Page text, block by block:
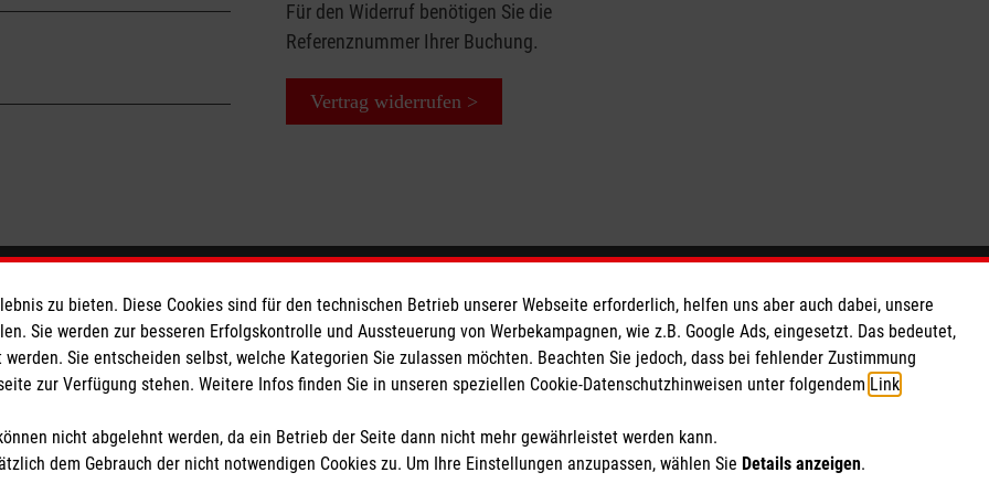
und -leiter,
-leiter,
Auszubildende mit
für Betriebshelfer.
nicht nur betriebliche
Helfen Sie Unfälle zu
Wir Malteser
wissen müssen. Neben
und Kleinkindern sowie
Knochenbrüchen
lernen Sie, Kindern
zu leisten.
und Kleinkindern sowie
Für den Widerruf benötigen Sie die
Referenznummer Ihrer Buchung.
Vertrag widerrufen >
Spendenkonto
Empfänger: Malteser Hilfsdienst e.V.
IBAN: DE68 3706 0193 4006 4700 20
So finden Sie uns
Am Hospital 19
34560 Fritzlar
zu bieten. Diese Cookies sind für den technischen Betrieb unserer Webseite erforderlich, helfen uns aber auch dabei, unsere
Sie werden zur besseren Erfolgskontrolle und Aussteuerung von Werbekampagnen, wie z.B. Google Ads, eingesetzt. Das bedeutet,
Sie entscheiden selbst, welche Kategorien Sie zulassen möchten. Beachten Sie jedoch, dass bei fehlender Zustimmung
zur Verfügung stehen. Weitere Infos finden Sie in unseren speziellen Cookie-Datenschutzhinweisen unter folgendem Link
nicht abgelehnt werden, da ein Betrieb der Seite dann nicht mehr gewährleistet werden kann.
dem Gebrauch der nicht notwendigen Cookies zu. Um Ihre Einstellungen anzupassen, wählen Sie Details anzeigen.